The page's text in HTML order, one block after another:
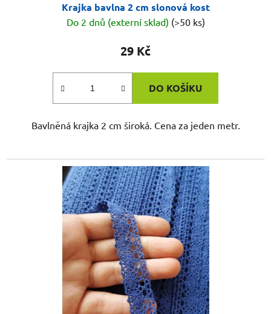
Krajka bavlna 2 cm slonová kost
Do 2 dnů (externí sklad) (>50 ks)
29 Kč
DO KOŠÍKU
Bavlněná krajka 2 cm široká. Cena za jeden metr.